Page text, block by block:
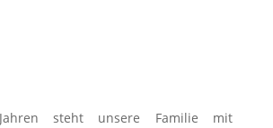
steht unsere Familie mit